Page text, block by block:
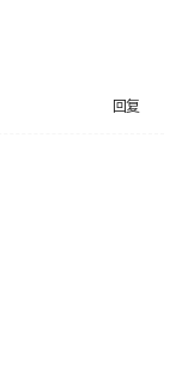
回复